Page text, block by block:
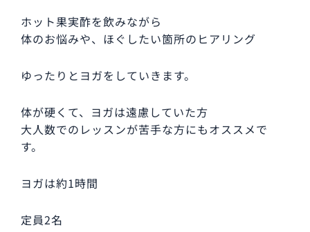
ホット果実酢を飲みながら
体のお悩みや、ほぐしたい箇所のヒアリング
ゆったりとヨガをしていきます。
体が硬くて、ヨガは遠慮していた方
大人数でのレッスンが苦手な方にもオススメで
す。
ヨガは約1時間
定員2名